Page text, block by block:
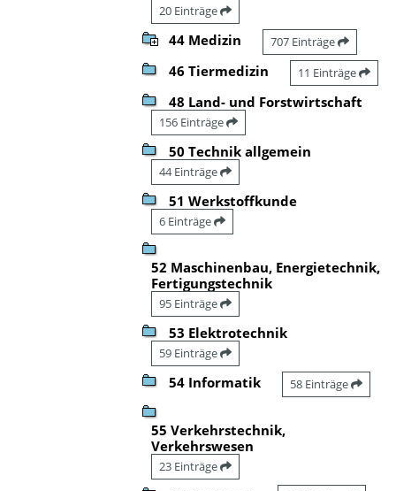
20 Einträge
44 Medizin 707 Einträge
46 Tiermedizin 11 Einträge
48 Land- und Forstwirtschaft
156 Einträge
50 Technik allgemein
44 Einträge
51 Werkstoffkunde
6 Einträge
52 Maschinenbau, Energietechnik,
Fertigungstechnik
95 Einträge
53 Elektrotechnik
59 Einträge
54 Informatik 58 Einträge
55 Verkehrstechnik,
Verkehrswesen
23 Einträge